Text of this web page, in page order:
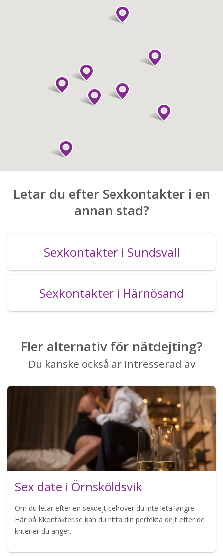
Letar du efter Sexkontakter i en
annan stad?
Sexkontakter i Sundsvall
Sexkontakter i Härnösand
Fler alternativ för nätdejting?
Du kanske också är intresserad av
Sex date i Örnsköldsvik
Om du letar efter en sexdejt behöver du inte leta längre.
Här på Kkontakter.se kan du hitta din perfekta dejt efter de
kriterier du anger.